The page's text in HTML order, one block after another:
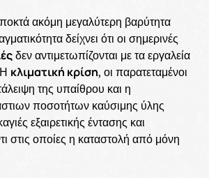
ακόμη μεγαλύτερη βαρύτητα
δείχνει ότι οι σημερινές
δεν αντιμετωπίζονται με τα εργαλεία
κλιματική κρίση, οι παρατεταμένοι
της υπαίθρου και η
ποσοτήτων καύσιμης ύλης
εξαιρετικής έντασης και
στις οποίες η καταστολή από μόνη